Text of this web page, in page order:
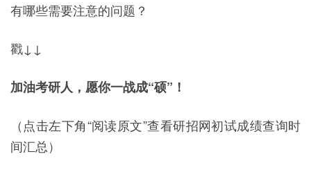
有哪些需要注意的问题？
戳↓↓
加油考研人，愿你一战成“硕”！
（点击左下角“阅读原文”查看研招网初试成绩查询时
间汇总）